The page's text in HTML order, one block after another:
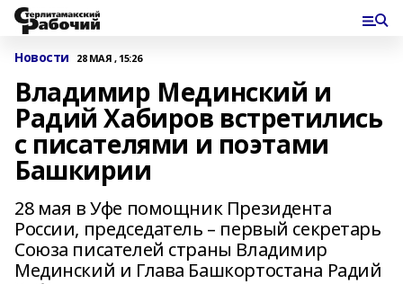
Новости 28 МАЯ , 15:26
Владимир Мединский и
Радий Хабиров встретились
с писателями и поэтами
Башкирии
28 мая в Уфе помощник Президента
России, председатель – первый секретарь
Союза писателей страны Владимир
Мединский и Глава Башкортостана Радий